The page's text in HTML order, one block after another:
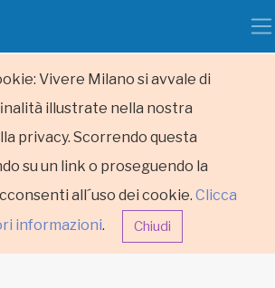
Vivere Milano si avvale di
illustrate nella nostra
privacy. Scorrendo questa
su un link o proseguendo la
all´uso dei cookie. Clicca
informazioni. Chiudi